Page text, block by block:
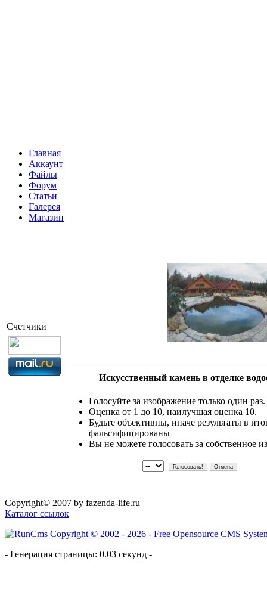
Главная
Аккаунт
Файлы
Форум
Статьи
Галерея
Магазин
Счетчики
Искусственный камень в отделке
Голосуйте за изображение только один раз.
Оценка от 1 до 10, наилучшая оценка 10.
Будьте объективны, иначе результаты в
фальсифицированы
Вы не можете голосовать за собственное
Copyright© 2007 by fazenda-life.ru
Каталог ссылок
- Генерация страницы: 0.03 секунд -